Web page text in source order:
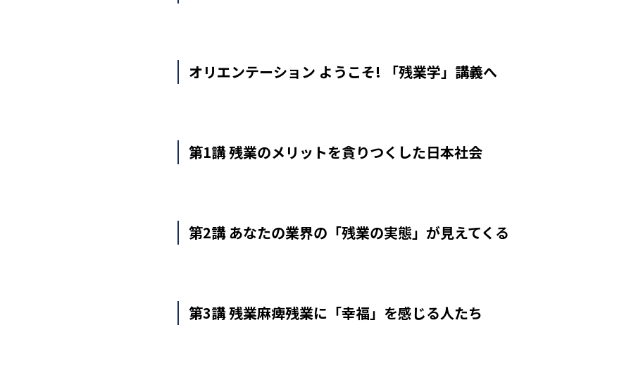
オリエンテーション ようこそ! 「残業学」講義へ
第1講 残業のメリットを貪りつくした日本社会
第2講 あなたの業界の「残業の実態」が見えてくる
第3講 残業麻痺――残業に「幸福」を感じる人たち